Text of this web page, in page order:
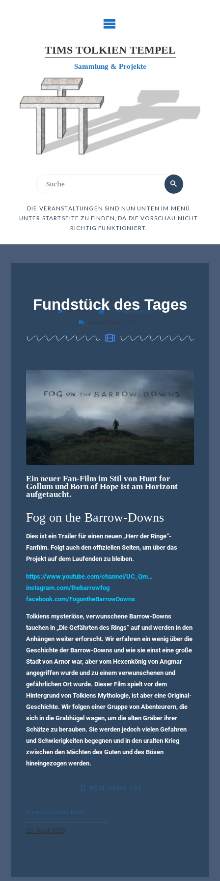
TIMS TOLKIEN TEMPEL
Sammlung & Projekte
DIE VERANSTALTUNGEN SIND NUN UNTEN IM MENÜ
UNTER STARTSEITE ZU FINDEN, DA DIE VORSCHAU NICHT
RICHTIG FUNKTIONIERT.
21. Februar 2021
ADMIN
21. FEBRUAR 2021
UNCATEGORIZED
Fundstück des Tages
Ein neuer Fan-Film im Stil von Hunt for
Gollum und Born of Hope ist am Horizont
aufgetaucht.
Fog on the Barrow-Downs
Dies ist ein Trailer für einen neuen „Herr der Ringe“-
Fanfilm. Folgt auch den offiziellen Seiten, um über das
Projekt auf dem Laufenden zu bleiben.
https://www.youtube.com/channel/UC_Qm…
instagram.com/thebarrowfog
facebook.com/FogontheBarrowDowns
Tolkiens mysteriöse, verwunschene Barrow-Downs
tauchen in „Die Gefährten des Rings“ auf und werden in den
Anhängen weiter erforscht. Wir erfahren ein wenig über die
Geschichte der Barrow-Downs und wie sie einst eine große
Stadt von Arnor war, aber vom Hexenkönig von Angmar
angegriffen wurde und zu einem verwunschenen und
gefährlichen Ort wurde. Dieser Film spielt vor dem
Hintergrund von Tolkiens Mythologie, ist aber eine Original-
Geschichte. Wir folgen einer Gruppe von Abenteurern, die
sich in die Grabhügel wagen, um die alten Gräber ihrer
Schätze zu berauben. Sie werden jedoch vielen Gefahren
und Schwierigkeiten begegnen und in den uralten Krieg
zwischen den Mächten des Guten und des Bösen
hineingezogen werden.
POST VIEWS: 151
VORHERIGER BEITRAG
13. April 2020